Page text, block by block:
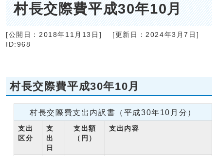
村長交際費平成30年10月
[公開日： 2018年11月13日 ] [更新日：2024年3月7日 ]
ID:968
村長交際費平成30年10月
村長交際費支出内訳書（平成30年10月分）
支出
区分
支
出
日
支出額
（円）
支出内容